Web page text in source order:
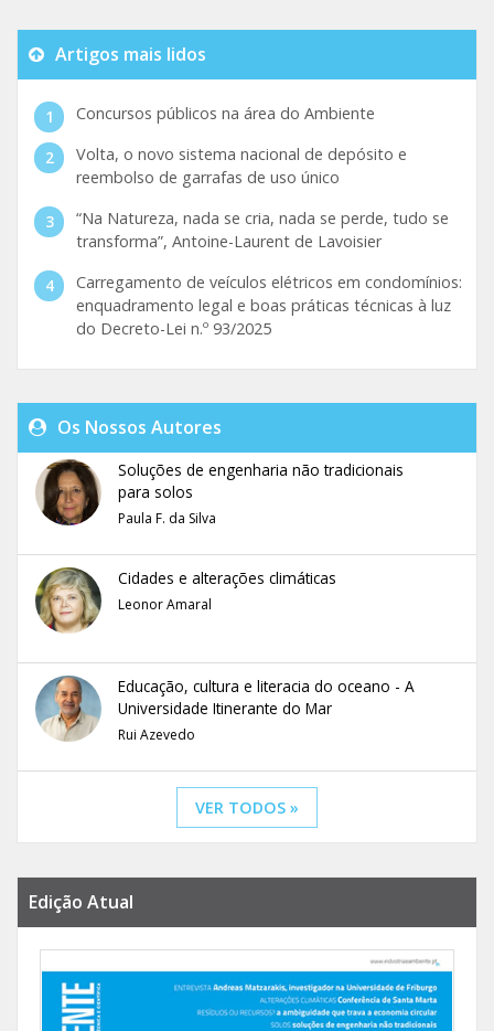
Artigos mais lidos
Concursos públicos na área do Ambiente
Volta, o novo sistema nacional de depósito e
reembolso de garrafas de uso único
“Na Natureza, nada se cria, nada se perde, tudo se
transforma”, Antoine-Laurent de Lavoisier
Carregamento de veículos elétricos em condomínios:
enquadramento legal e boas práticas técnicas à luz
do Decreto-Lei n.º 93/2025
Os Nossos Autores
Soluções de engenharia não tradicionais
para solos
Paula F. da Silva
Cidades e alterações climáticas
Leonor Amaral
Educação, cultura e literacia do oceano - A
Universidade Itinerante do Mar
Rui Azevedo
VER TODOS »
Edição Atual